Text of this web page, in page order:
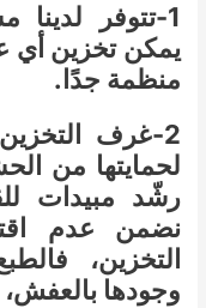
1-تتوفر
يمكن تخزين أي
منظمة جدًا.
2-غرف
لحمايتها من
رشّد مبيدات
نضمن عدم
التخزين،
وجودها